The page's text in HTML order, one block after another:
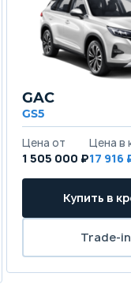
GAC
GS5
1 505 000 ₽17 916